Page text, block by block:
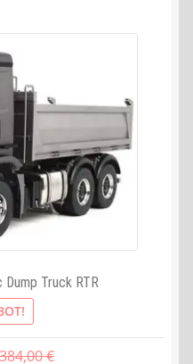
Truck RTR
€